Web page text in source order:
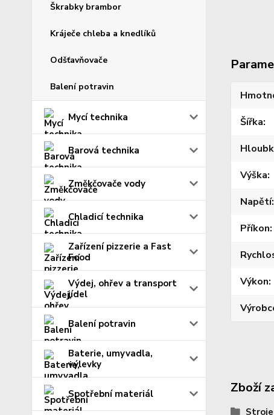
Škrabky brambor
Kráječe chleba a knedlíků
Odšťavňovače
Balení potravin
Mycí technika
Barová technika
Změkčovače vody
Chladicí technika
Zařízení pizzerie a Fast
Food
Výdej, ohřev a transport
jídel
Balení potravin
Baterie, umyvadla,
výlevky
Spotřební materiál
Šířka
Výška
Napětí
Příkon
Výkon
Zboží